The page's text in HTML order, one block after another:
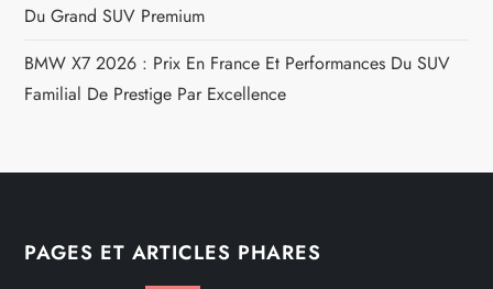
Du Grand SUV Premium
BMW X7 2026 : Prix En France Et Performances Du SUV
Familial De Prestige Par Excellence
PAGES ET ARTICLES PHARES